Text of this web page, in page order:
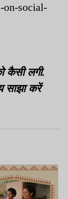
on-social-
कैसी लगी.
साझा करें